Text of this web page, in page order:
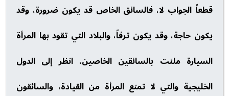
قطعاً الجواب لا، فالسائق الخاص قد يكون ضرورة، وقد
يكون حاجة، وقد يكون ترفاً، والبلاد التي تقود بها المرأة
السيارة ملئت بالسائقين الخاصين، انظر إلى الدول
الخليجية والتي لا تمنع المرأة من القيادة، والسائقون